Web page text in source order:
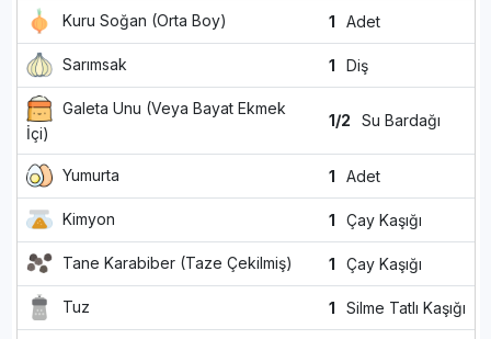
Kuru Soğan (Orta Boy) 1 Adet
Sarımsak 1 Diş
Galeta Unu (Veya Bayat Ekmek
İçi)
1/2 Su Bardağı
Yumurta 1 Adet
Kimyon 1 Çay Kaşığı
Tane Karabiber (Taze Çekilmiş) 1 Çay Kaşığı
Tuz 1 Silme Tatlı Kaşığı